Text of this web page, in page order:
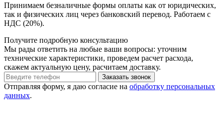
Принимаем безналичные формы оплаты как от юридических,
так и физических лиц через банковский перевод. Работаем с
НДС (20%).
Получите подробную консультацию
Мы рады ответить на любые ваши вопросы: уточним
технические характеристики, проведем расчет расхода,
скажем актуальную цену, расчитаем доставку.
Отправляя форму, я даю согласие на обработку персональных
данных.